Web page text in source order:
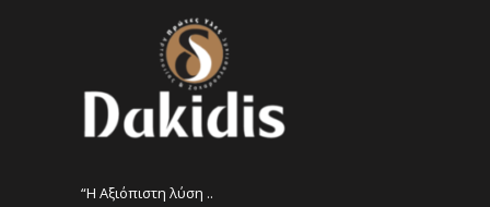
“Η Αξιόπιστη λύση ..